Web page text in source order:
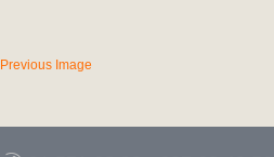
Previous Image